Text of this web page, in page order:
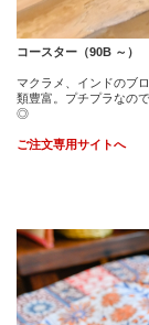
コースター（90B ～）
マクラメ、インドのブ
類豊富。プチプラなの
◎
ご注文専用サイトへ